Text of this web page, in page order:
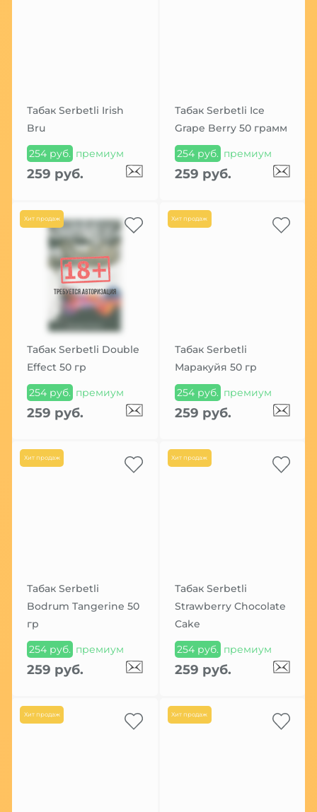
Табак Serbetli Irish
Bru
254 руб. премиум
259 руб.
Табак Serbetli Ice
Grape Berry 50 грамм
254 руб. премиум
259 руб.
Хит продаж
Табак Serbetli Double
Effect 50 гр
254 руб. премиум
259 руб.
Хит продаж
Табак Serbetli
Маракуйя 50 гр
254 руб. премиум
259 руб.
Хит продаж
Табак Serbetli
Bodrum Tangerine 50
гр
254 руб. премиум
259 руб.
Хит продаж
Табак Serbetli
Strawberry Chocolate
Cake
254 руб. премиум
259 руб.
Хит продаж Хит продаж